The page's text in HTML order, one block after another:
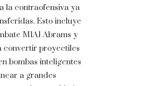
la contraofensiva ya
Esto incluye
M1A1 Abrams y
convertir proyectiles
bombas inteligentes
a grandes